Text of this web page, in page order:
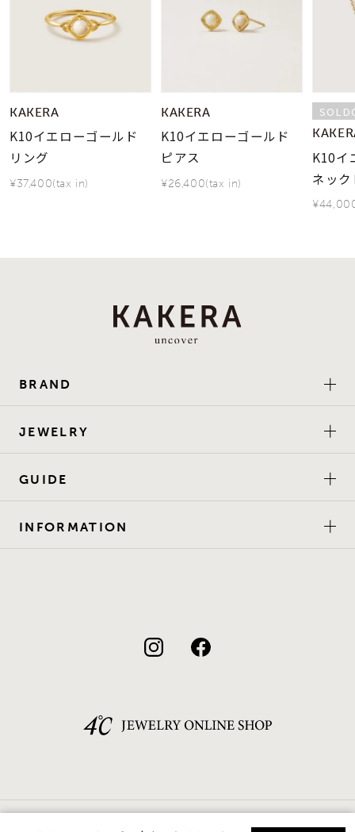
KAKERA
K10イエローゴールド
リング
¥37,400(tax in)
KAKERA
K10イエローゴールド
ピアス
¥26,400(tax in)
K10イ
ネッ
BRAND
JEWELRY
GUIDE
INFORMATION